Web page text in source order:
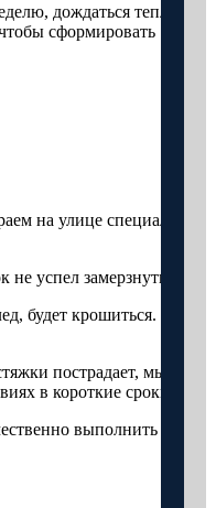
дождаться тепла и в
сформировать
на улице специальное
успел замерзнуть.
будет крошиться. Вся
пострадает, мы
в короткие сроки.
выполнить